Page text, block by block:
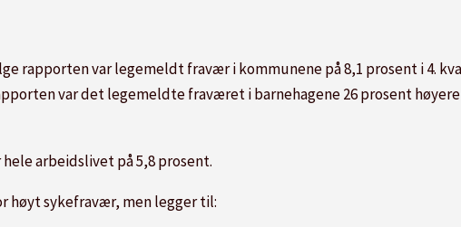
rapporten var legemeldt fravær i kommunene på 8,1 prosent i 4.
var det legemeldte fraværet i barnehagene 26 prosent
arbeidslivet på 5,8 prosent.
høyt sykefravær, men legger til: